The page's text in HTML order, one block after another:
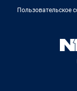
Пользовательское